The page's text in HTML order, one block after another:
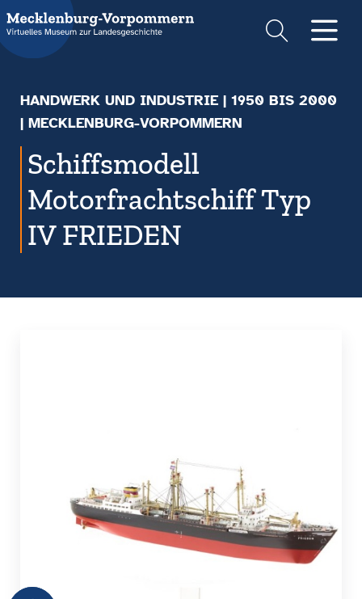
Suche
HANDWERK UND INDUSTRIE | 1950 BIS 2000
| MECKLENBURG-VORPOMMERN
Schiffsmodell
Motorfrachtschiff Typ
IV FRIEDEN